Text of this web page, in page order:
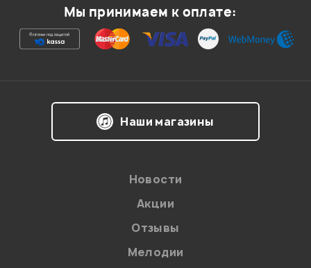
Ваша оценка:
Мы принимаем к оплате:
Наши магазины
Новости
Акции
Отзывы
Мелодии